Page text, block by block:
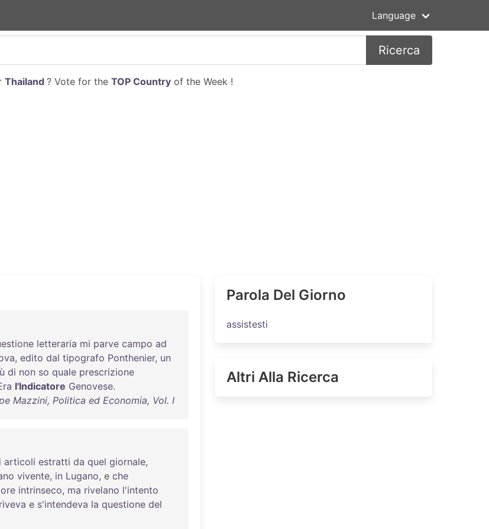
Language
Ricerca
Thailand ? Vote for the TOP Countryof the Week !
letteraria mi parve campo ad
, edito dal tipografo Ponthenier, un
di non so quale prescrizione
l'Indicatore Genovese.
Mazzini, Politica ed Economia, Vol. I
articoli estratti da quel giornale,
vivente, in Lugano, e che
intrinseco, ma rivelano l'intento
e s'intendeva la questione del
Parola Del Giorno
assistesti
Altri Alla Ricerca